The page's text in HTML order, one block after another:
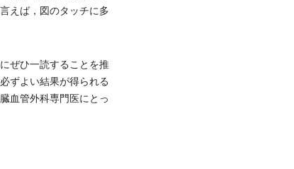
えば，図のタッチに多
ぜひ一読することを推
ずよい結果が得られる
血管外科専門医にとっ